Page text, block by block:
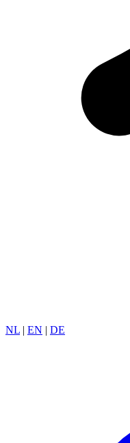
NL | EN | DE